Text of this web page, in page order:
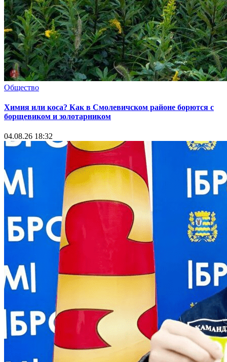
Общество
Химия или коса? Как в Смолевичском районе борются с
борщевиком и золотарником
04.08.26 18:32